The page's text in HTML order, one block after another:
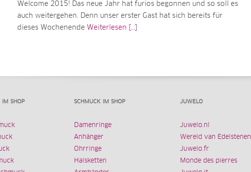
Welcome 2015! Das neue Jahr hat furios begonnen und so soll es
auch weitergehen. Denn unser erster Gast hat sich bereits für
dieses Wochenende Weiterlesen [...]
IM SHOP SCHMUCK IM SHOP
Damenringe
Anhänger
Ohrringe
Halsketten
JUWELO
Juwelo.nl
Wereld van Edelstenen
Juwelo.fr
Monde des pierres